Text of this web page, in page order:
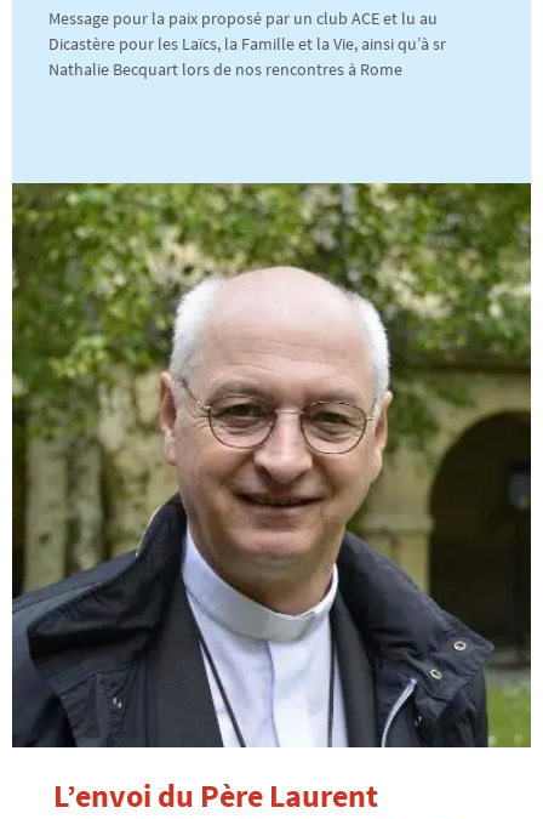
Message pour la paix proposé par un club ACE et lu au
Dicastère pour les Laïcs, la Famille et la Vie, ainsi qu’à sr
Nathalie Becquart lors de nos rencontres à Rome
L’envoi du Père Laurent